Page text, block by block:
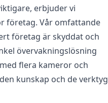
erbjuder vi
företag. Vår omfattande
företag är skyddat och
övervakningslösning
flera kameror och
kunskap och de verktyg